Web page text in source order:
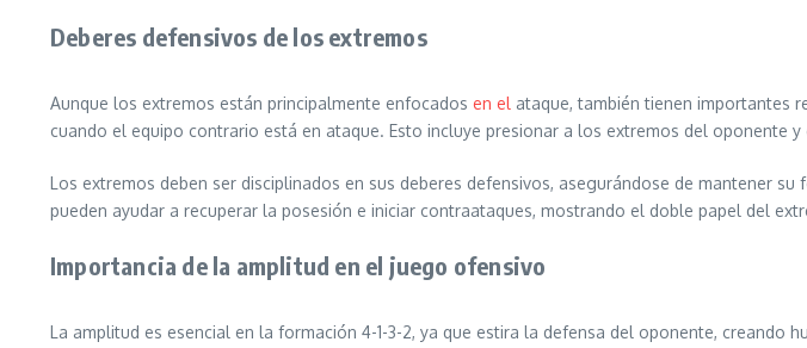
Deberes defensivos de los extremos
Aunque los extremos están principalmente enfocados en el ataque, también tienen importantes
cuando el equipo contrario está en ataque. Esto incluye presionar a los extremos del oponente
Los extremos deben ser disciplinados en sus deberes defensivos, asegurándose de mantener
pueden ayudar a recuperar la posesión e iniciar contraataques, mostrando el doble papel del
Importancia de la amplitud en el juego ofensivo
La amplitud es esencial en la formación 4-1-3-2, ya que estira la defensa del oponente,